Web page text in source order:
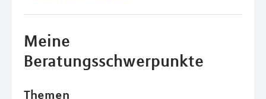
Meine
Beratungsschwerpunkte
Themen